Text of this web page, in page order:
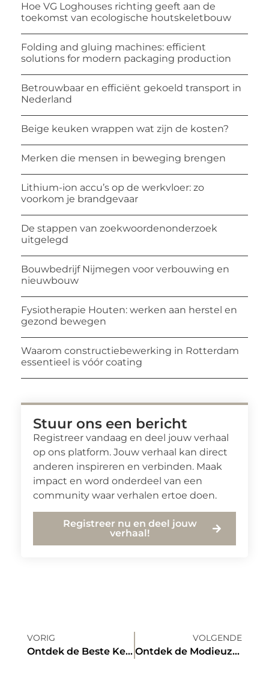
Hoe VG Loghouses richting geeft aan de
toekomst van ecologische houtskeletbouw
Folding and gluing machines: efficient
solutions for modern packaging production
Betrouwbaar en efficiënt gekoeld transport in
Nederland
Beige keuken wrappen wat zijn de kosten?
Merken die mensen in beweging brengen
Lithium-ion accu’s op de werkvloer: zo
voorkom je brandgevaar
De stappen van zoekwoordenonderzoek
uitgelegd
Bouwbedrijf Nijmegen voor verbouwing en
nieuwbouw
Fysiotherapie Houten: werken aan herstel en
gezond bewegen
Waarom constructiebewerking in Rotterdam
essentieel is vóór coating
Stuur ons een bericht
Registreer vandaag en deel jouw verhaal
op ons platform. Jouw verhaal kan direct
anderen inspireren en verbinden. Maak
impact en word onderdeel van een
community waar verhalen ertoe doen.
Registreer nu en deel jouw
verhaal!
VORIG
Ontdek de Beste Keuze voor Kinderdagverblijf in Bussum
VOLGENDE
Ontdek de Modieuze Kledingwinkels in Huizen